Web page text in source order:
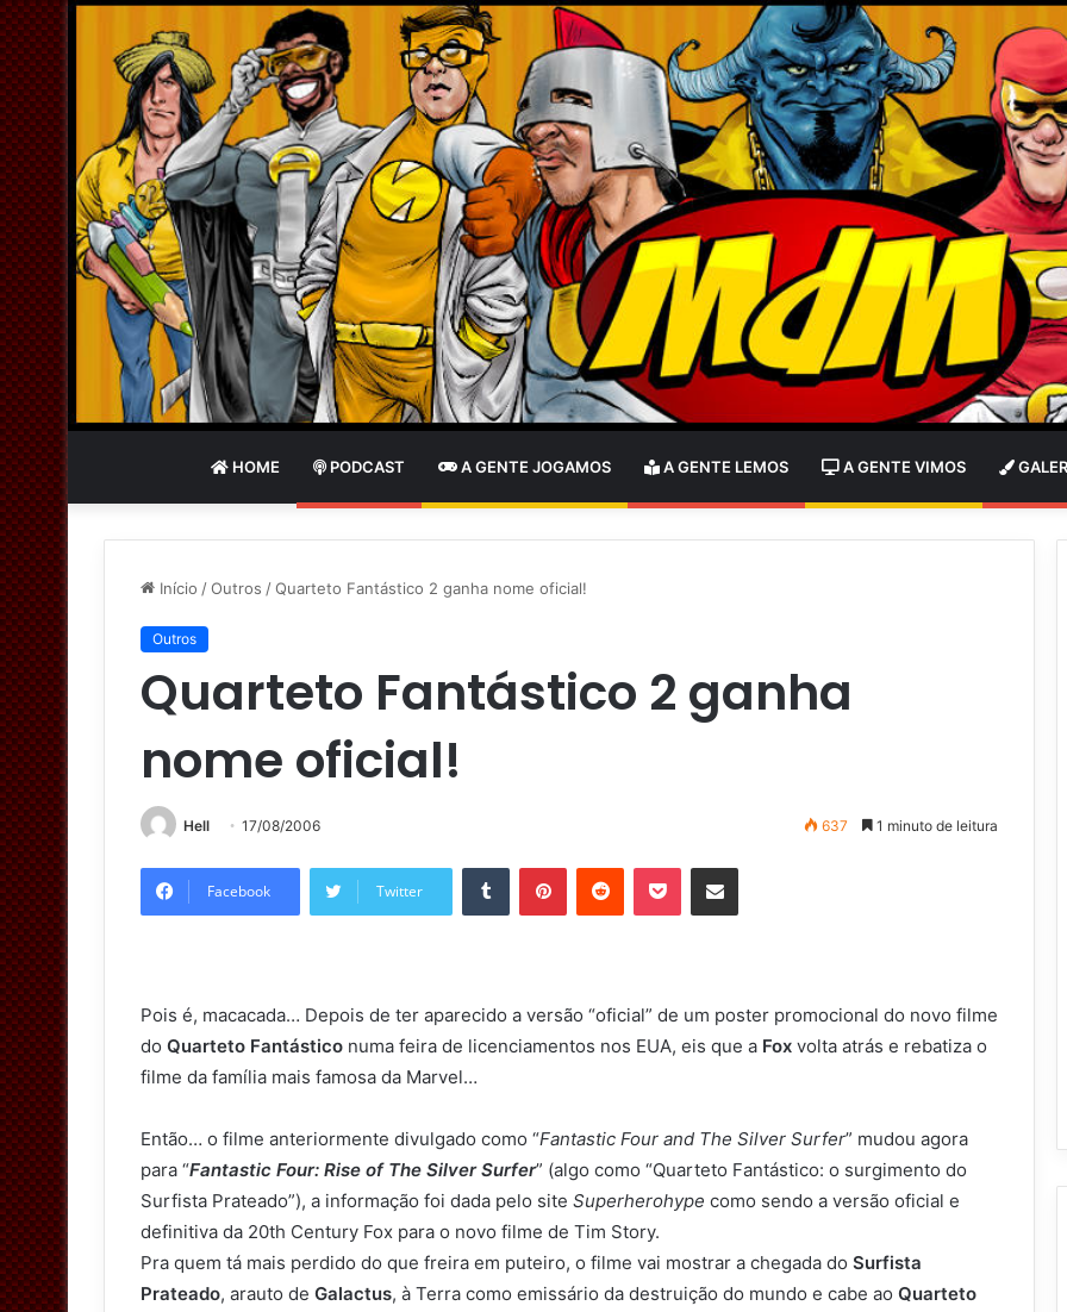
HOME PODCAST A GENTE JOGAMOS A GENTE LEMOS A GENTE VIMOS
Início /Outros /Quarteto Fantástico 2 ganha nome oficial!
Outros
Quarteto Fantástico 2 ganha
nome oficial!
Hell 17/08/2006 637 1 minuto de leitura
Facebook Twitter
Pois é, macacada… Depois de ter aparecido a versão “oficial” de um poster promocional do novo filme
do Quarteto Fantástico numa feira de licenciamentos nos EUA, eis que a Fox volta atrás e rebatiza o
filme da família mais famosa da Marvel…
Então… o filme anteriormente divulgado como “Fantastic Four and The Silver Surfer” mudou agora
para “Fantastic Four: Rise of The Silver Surfer” (algo como “Quarteto Fantástico: o surgimento do
Surfista Prateado”), a informação foi dada pelo site Superherohype como sendo a versão oficial e
definitiva da 20th Century Fox para o novo filme de Tim Story.
Pra quem tá mais perdido do que freira em puteiro, o filme vai mostrar a chegada do Surfista
Prateado, arauto de Galactus, à Terra como emissário da destruição do mundo e cabe ao Quarteto